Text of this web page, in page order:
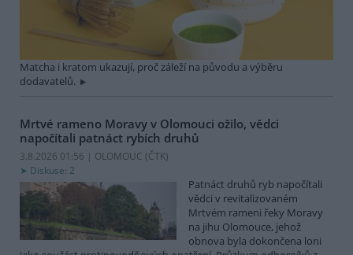
Matcha i kratom ukazují, proč záleží na původu a výběru
dodavatelů.
Mrtvé rameno Moravy v Olomouci ožilo, vědci
napočítali patnáct rybích druhů
3.8.2026 01:56 | OLOMOUC (ČTK)
Diskuse: 2
Patnáct druhů ryb napočítali
vědci v revitalizovaném
Mrtvém rameni řeky Moravy
na jihu Olomouce, jehož
obnova byla dokončena loni